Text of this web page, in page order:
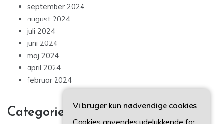
september 2024
august 2024
juli 2024
juni 2024
maj 2024
april 2024
februar 2024
Categories
Vi bruger kun nødvendige cookies
Cookies anvendes udelukkende for